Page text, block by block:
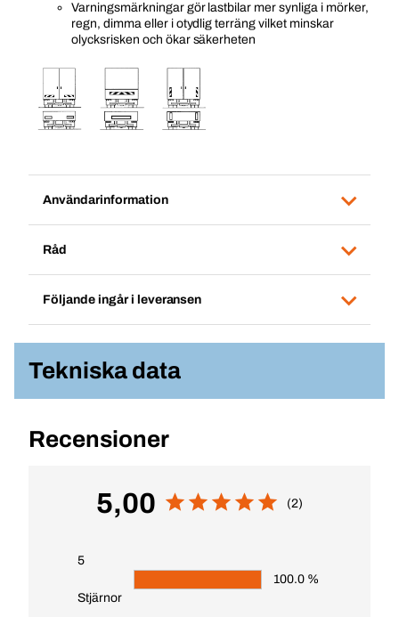
Varningsmärkningar gör lastbilar mer synliga i mörker,
regn, dimma eller i otydlig terräng vilket minskar
olycksrisken och ökar säkerheten
Användarinformation
Råd
Följande ingår i leveransen
Tekniska data
Recensioner
5,00 (2)
5
Stjärnor
100.0 %